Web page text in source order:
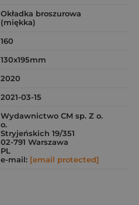
Okładka broszurowa
(miękka)
160
130x195mm
2020
2021-03-15
Wydawnictwo CM sp. Z o.
o.
Stryjeńskich 19/351
02-791 Warszawa
PL
e-mail: [email protected]